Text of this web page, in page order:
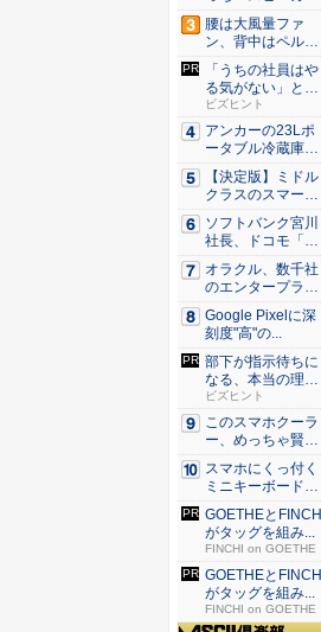
9個...
腰は大風量ファ
ン、背中はペルチ
ェ冷却。ダ...
「うちの社員はや
る気がない」と嘆
くリーダ...
ビズヒント
アンカーの23Lポ
ータブル冷蔵庫が
Ama...
【決定版】ミドル
クラスのスマート
フォンの...
ソフトバンク宮川
社長、ドコモ「ah
amo...
オラクル、数千社
のエンタープライ
ズ・アプ...
Google Pixelに深
刻度"高"の...
部下が指示待ちに
なる、本当の理
由。23年...
ビズヒント
このスマホクーラ
ー、めっちゃ賢
い。ただ冷...
スマホにくっ付く
ミニキーボード！
触ってわ...
GOETHEとFINCHI
がタッグを組み...
FINCHI on GOETHE
GOETHEとFINCHI
がタッグを組み...
FINCHI on GOETHE